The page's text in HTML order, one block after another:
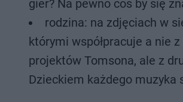
gier? Na pewno coś by się
rodzina: na zdjęciach w
którymi współpracuje a nie
projektów Tomsona, ale z
Dzieckiem każdego muzyka